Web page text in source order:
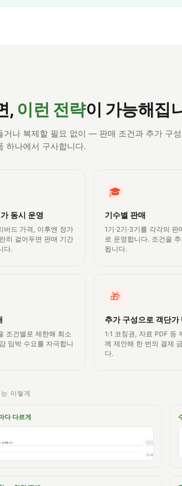
, 이런 전략이 가능해집
거나 복제할 필요 없이 — 판매 조건과 추가 구
하나에서 구사합니다.
동시 운영
버드 가격, 이후엔 정가
히 걸어두면 판매 기간
다.
🎓
기수별 판매
1기·2기·3기를 각각의 판
로 운영합니다. 조건을
됩니다.
조건별로 제한해 희소
임박 수요를 자극합니
🎁
추가 구성으로 객단가
1:1 코칭권, 자료 PDF 등
께 제안해 한 번의 결제
다.
이렇게
다 다르게